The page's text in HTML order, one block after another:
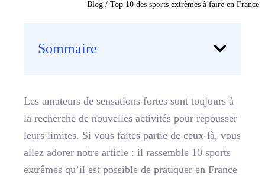
Blog / Top 10 des sports extrêmes à faire en France
Sommaire
Les amateurs de sensations fortes sont toujours à
la recherche de nouvelles activités pour repousser
leurs limites. Si vous faites partie de ceux-là, vous
allez adorer notre article : il rassemble 10 sports
extrêmes qu’il est possible de pratiquer en France